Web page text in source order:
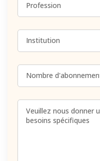
Profession
Institution
Nombre